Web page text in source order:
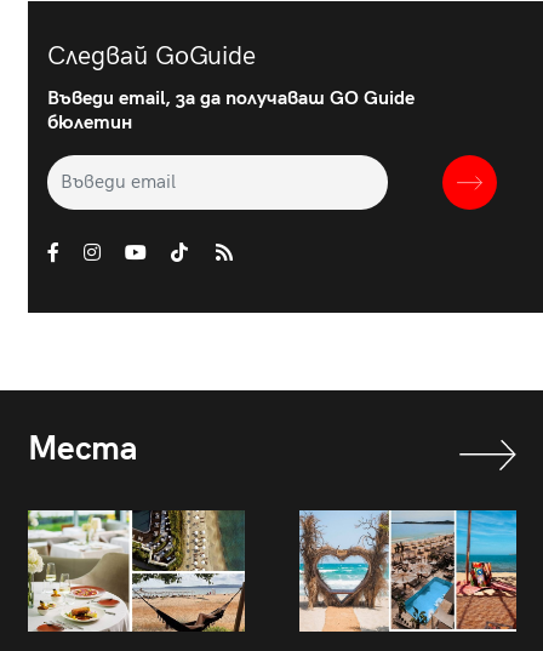
Следвай GoGuide
Въведи email, за да получаваш GO Guide
бюлетин
Места